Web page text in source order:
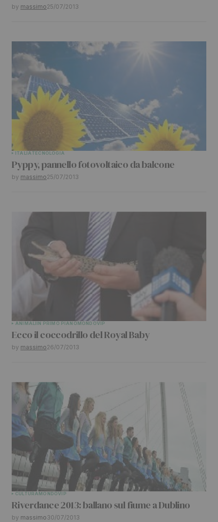
by massimo25/07/2013
ITALIATECNOLOGIA
Pyppy, pannello fotovoltaico da balcone
by massimo25/07/2013
ANIMALIIN PRIMO PIANOMONDOVIP
Ecco il coccodrillo del Royal Baby
by massimo26/07/2013
CULTURA MONDOVIP
Riverdance 2013: ballano sul fiume a Dublino
by massimo30/07/2013